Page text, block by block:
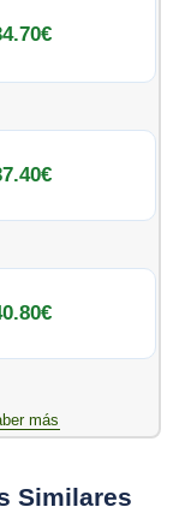
más
Similares